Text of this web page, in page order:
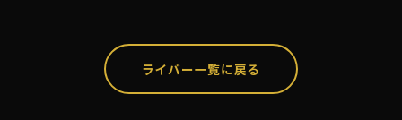
ライバー一覧に戻る